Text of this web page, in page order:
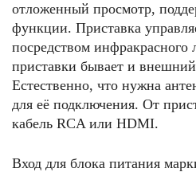
отложенный просмотр,
функции. Приставка
посредством инфракрасного
приставки бывает и
Естественно, что нужна
для её подключения. От
кабель RCA или HDMI.
Вход для блока питания